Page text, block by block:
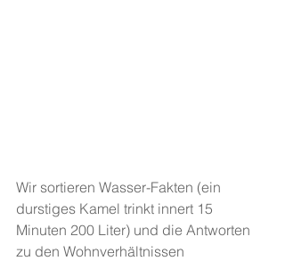
Wir sortieren Wasser-Fakten (ein
durstiges Kamel trinkt innert 15
Minuten 200 Liter) und die Antworten
zu den Wohnverhältnissen